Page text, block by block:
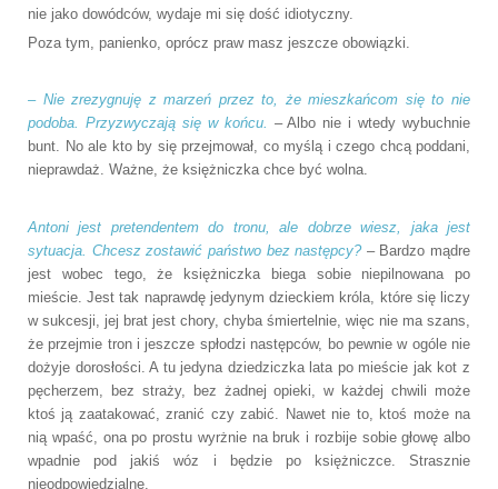
nie jako dowódców, wydaje mi się dość idiotyczny.
Poza tym, panienko, oprócz praw masz jeszcze obowiązki.
– Nie zrezygnuję z marzeń przez to, że mieszkańcom się to nie
podoba. Przyzwyczają się w końcu. – Albo nie i wtedy wybuchnie
bunt. No ale kto by się przejmował, co myślą i czego chcą poddani,
nieprawdaż. Ważne, że księżniczka chce być wolna.
Antoni jest pretendentem do tronu, ale dobrze wiesz, jaka jest
sytuacja. Chcesz zostawić państwo bez następcy?– Bardzo mądre
jest wobec tego, że księżniczka biega sobie niepilnowana po
mieście. Jest tak naprawdę jedynym dzieckiem króla, które się liczy
w sukcesji, jej brat jest chory, chyba śmiertelnie, więc nie ma szans,
że przejmie tron i jeszcze spłodzi następców, bo pewnie w ogóle nie
dożyje dorosłości. A tu jedyna dziedziczka lata po mieście jak kot z
pęcherzem, bez straży, bez żadnej opieki, w każdej chwili może
ktoś ją zaatakować, zranić czy zabić. Nawet nie to, ktoś może na
nią wpaść, ona po prostu wyrżnie na bruk i rozbije sobie głowę albo
wpadnie pod jakiś wóz i będzie po księżniczce. Strasznie
nieodpowiedzialne.